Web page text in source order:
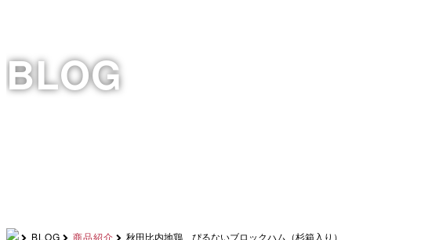
BLOG
BLOG 商品紹介 秋田比内地鶏 ぴるないブロックハム（杉箱入り）